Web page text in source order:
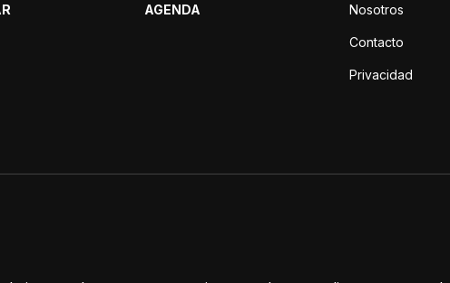
AGENDA Nosotros
Contacto
Privacidad